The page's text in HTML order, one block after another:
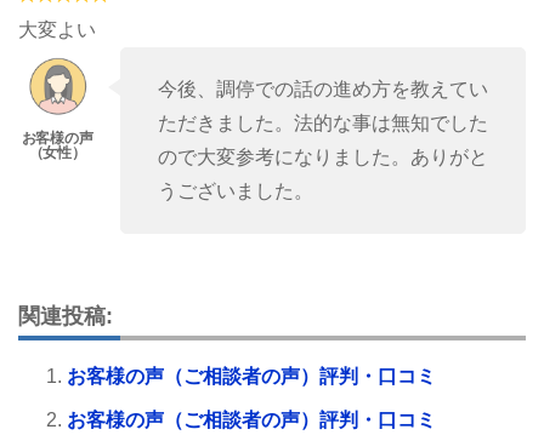
大変よい
今後、調停での話の進め方を教えてい
ただきました。法的な事は無知でした
ので大変参考になりました。ありがと
うございました。
関連投稿:
お客様の声（ご相談者の声）評判・口コミ
お客様の声（ご相談者の声）評判・口コミ